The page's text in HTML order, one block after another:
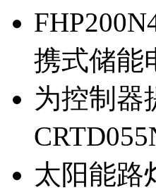
携式储能
为控制器
太阳能路